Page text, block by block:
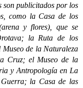
publicitados por los
como la Casa de los
y flores), que se
la Ruta de los
Museo de la Naturaleza
Cruz; el Museo de la
y Antropología en La
la Casa de las